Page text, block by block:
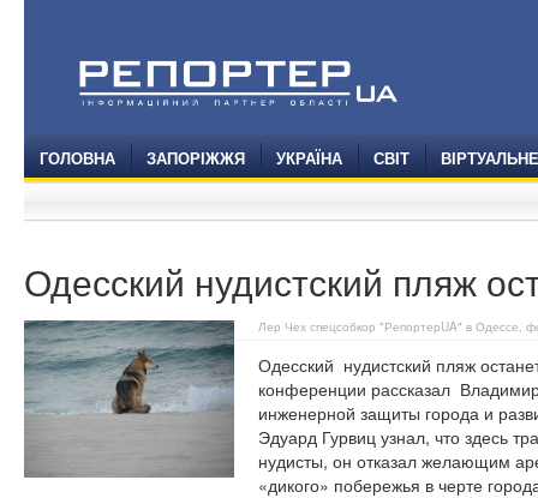
ГОЛОВНА ЗАПОРІЖЖЯ УКРАЇНА СВІТ
Одесский нудистский пляж
Лер Чех спецсобкор "РепортерUA" в Одессе,
Одесский нудистский пляж
конференции рассказал
инженерной защиты города и
Эдуард Гурвиц узнал, что здесь
нудисты, он отказал желающим
«дикого» побережья в черте